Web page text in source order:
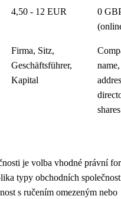
4,50 - 12 EUR
0
Firma, Sitz,
Geschäftsführer,
Kapital
name,
shares
je volba vhodné právní
typy obchodních
s ručením omezeným nebo